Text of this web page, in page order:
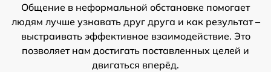
Общение в неформальной обстановке помогает
людям лучше узнавать друг друга и как результат –
выстраивать эффективное взаимодействие. Это
позволяет нам достигать поставленных целей и
двигаться вперёд.